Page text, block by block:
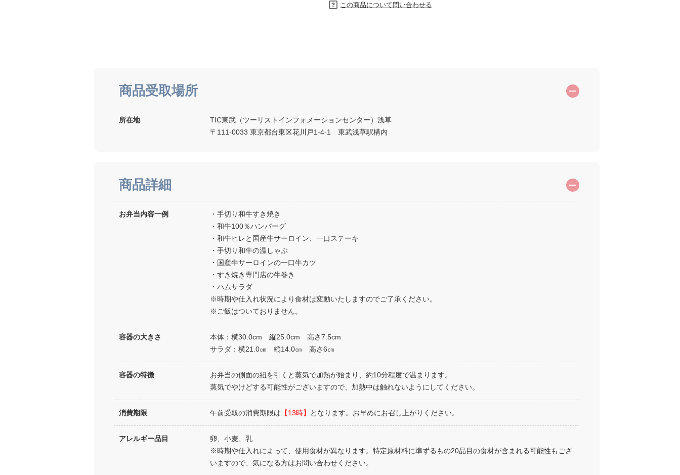
この商品について問い合わせる
商品受取場所
所在地
TIC東武（ツーリストインフォメーションセンター）浅草
〒111-0033 東京都台東区花川戸1-4-1 東武浅草駅構内
商品詳細
お弁当内容一例
・手切り和牛すき焼き
・和牛100％ハンバーグ
・和牛ヒレと国産牛サーロイン、一口ステーキ
・手切り和牛の温しゃぶ
・国産牛サーロインの一口牛カツ
・すき焼き専門店の牛巻き
・ハムサラダ
※時期や仕入れ状況により食材は変動いたしますのでご了承ください。
※ご飯はついておりません。
容器の大きさ
本体：横30.0cm 縦25.0cm 高さ7.5cm
サラダ：横21.0㎝ 縦14.0㎝ 高さ6㎝
容器の特徴
お弁当の側面の紐を引くと蒸気で加熱が始まり、約10分程度で温まります。
蒸気でやけどする可能性がございますので、加熱中は触れないようにしてください。
消費期限 午前受取の消費期限は 【13時】 となります。お早めにお召し上がりください。
アレルギー品目
卵、小麦、乳
※時期や仕入れによって、使用食材が異なります。特定原材料に準ずるもの20品目の食材が含まれる可能性もござ
いますので、気になる方はお問い合わせください。